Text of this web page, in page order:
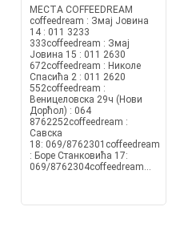
МЕСТА COFFEEDREAM
coffeedream : Змај Јовина
14 : 011 3233
333coffeedream : Змај
Јовина 15 : 011 2630
672coffeedream : Николе
Спасића 2 : 011 2620
552coffeedream :
Веницеловска 29ч (Нови
Дорћол) : 064
8762252coffeedream :
Савска
18: 069/8762301coffeedream
: Боре Станковића 17:
069/8762304coffeedream...